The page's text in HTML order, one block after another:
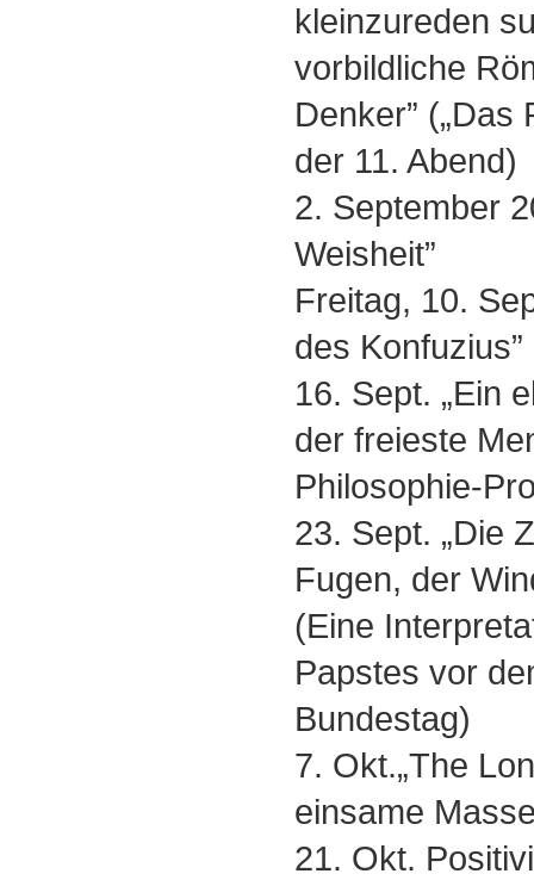
kleinzureden
vorbildliche
Denker” („Das
der 11. Abend)
2. September
Weisheit”
Freitag, 10.
des Konfuzius”
16. Sept. „Ein
der freieste
Philosophie-
23. Sept. „Die
Fugen, der
(Eine
Papstes vor
Bundestag)
7. Okt.„The
einsame
21. Okt.